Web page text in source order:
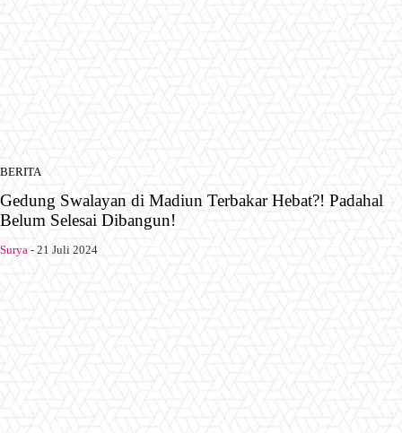
BERITA
Gedung Swalayan di Madiun Terbakar Hebat?! Padahal
Belum Selesai Dibangun!
Surya - 21 Juli 2024